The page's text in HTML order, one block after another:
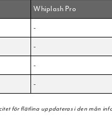
Whiplash Pro
-
-
-
-
för flätlina uppdateras i den mån